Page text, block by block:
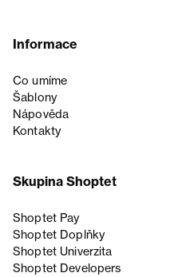
Informace
Co umíme
Šablony
Nápověda
Kontakty
Skupina Shoptet
Shoptet Pay
Shoptet Doplňky
Shoptet Univerzita
Shoptet Developers